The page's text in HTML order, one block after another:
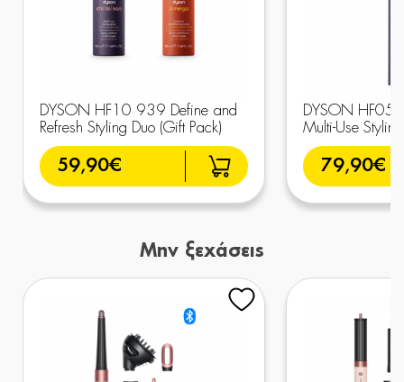
DYSON HF10 939 Define and
Refresh Styling Duo (Gift Pack)
59,90€
DYSON HF05
Multi-Use
79,90€
Μην ξεχάσεις